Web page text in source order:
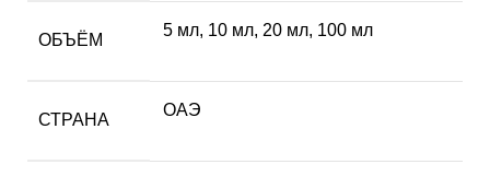
ОБЪЁМ
5 мл, 10 мл, 20 мл, 100 мл
СТРАНА
ОАЭ